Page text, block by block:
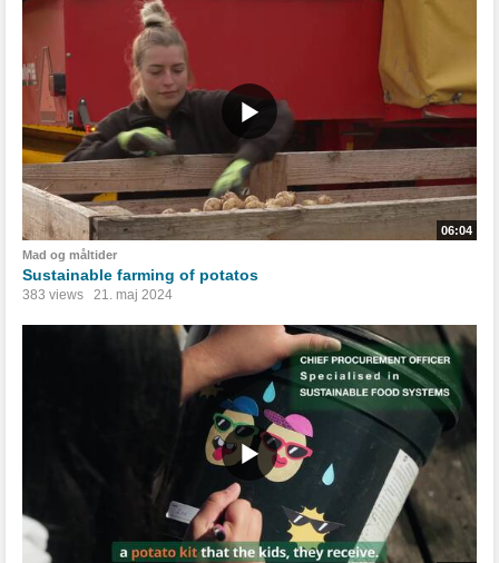
06:04
Mad og måltider
Sustainable farming of potatos
383 views 21. maj 2024